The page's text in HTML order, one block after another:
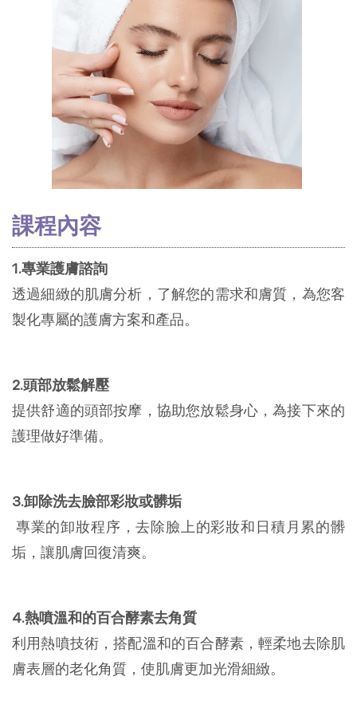
課程內容
1.專業護膚諮詢
透過細緻的肌膚分析，了解您的需求和膚質，為您客
製化專屬的護膚方案和產品。
2.頭部放鬆解壓
提供舒適的頭部按摩，協助您放鬆身心，為接下來的
護理做好準備。
3.卸除洗去臉部彩妝或髒垢
專業的卸妝程序，去除臉上的彩妝和日積月累的髒
垢，讓肌膚回復清爽。
4.熱噴溫和的百合酵素去角質
利用熱噴技術，搭配溫和的百合酵素，輕柔地去除肌
膚表層的老化角質，使肌膚更加光滑細緻。